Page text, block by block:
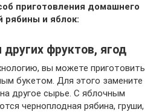
приготовления домашнего
рябины и яблок:
других фруктов, ягод
вы можете приготовить
букетом. Для этого замените
другое сырье. С яблочным
черноплодная рябина, груши,